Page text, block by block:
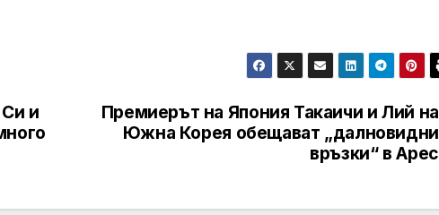
Премиерът на Япония Такаичи и Лий на
Южна Корея обещават „далновидни
връзки“ в Apec
и